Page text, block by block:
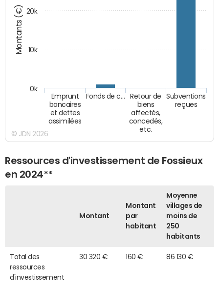
Montants (€)
Emprunt
bancaires
et dettes
assimilées
Fonds de c…
Retour de
biens
affectés,
concedés,
etc.
Subventions
reçues
0k
10k
20k
© JDN 2026
Ressources d'investissement de Fossieux
en 2024**
Montant
Montant
par
habitant
Moyenne
villages de
moins de
250
habitants
Total des
ressources
d'investissement
30 320 € 160 € 86 130 €